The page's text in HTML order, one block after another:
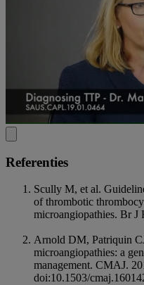
Referenties
Scully M, et al.
of thrombotic
microangiopathies. Br J
Arnold DM, Patriquin
microangiopathies: a
management. CMAJ.
doi:10.1503/